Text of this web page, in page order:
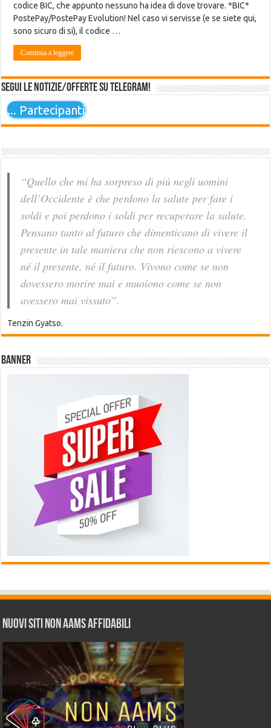
codice BIC, che appunto nessuno ha idea di dove trovare. *BIC*
PostePay/PostePay Evolution! Nel caso vi servisse (e se siete qui,
sono sicuro di si), il codice …
Continua a leggere
Segui le notizie/offerte su Telegram!
... Partecipanti
“Quello che mi ha sorpreso di più negli uomini
dell’Occidente è che perdono la salute per fare i
soldi e poi perdono i soldi per recuperare la salute.
Pensano tanto al futuro che dimenticano di vivere il
presente in tale maniera che non riescono a vivere
né il presente, né il futuro. Vivono come se non
dovessero morire mai e muoiono come se non
avessero mai vissuto”.
Tenzin Gyatso.
Banner
Nuovi siti non AAMS affidabili